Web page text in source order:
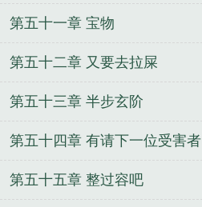
第五十一章 宝物
第五十二章 又要去拉屎
第五十三章 半步玄阶
第五十四章 有请下一位受害者
第五十五章 整过容吧